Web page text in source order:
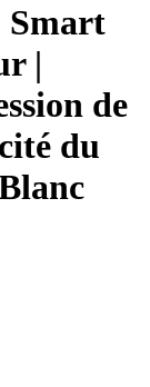
Smart
|
de
du